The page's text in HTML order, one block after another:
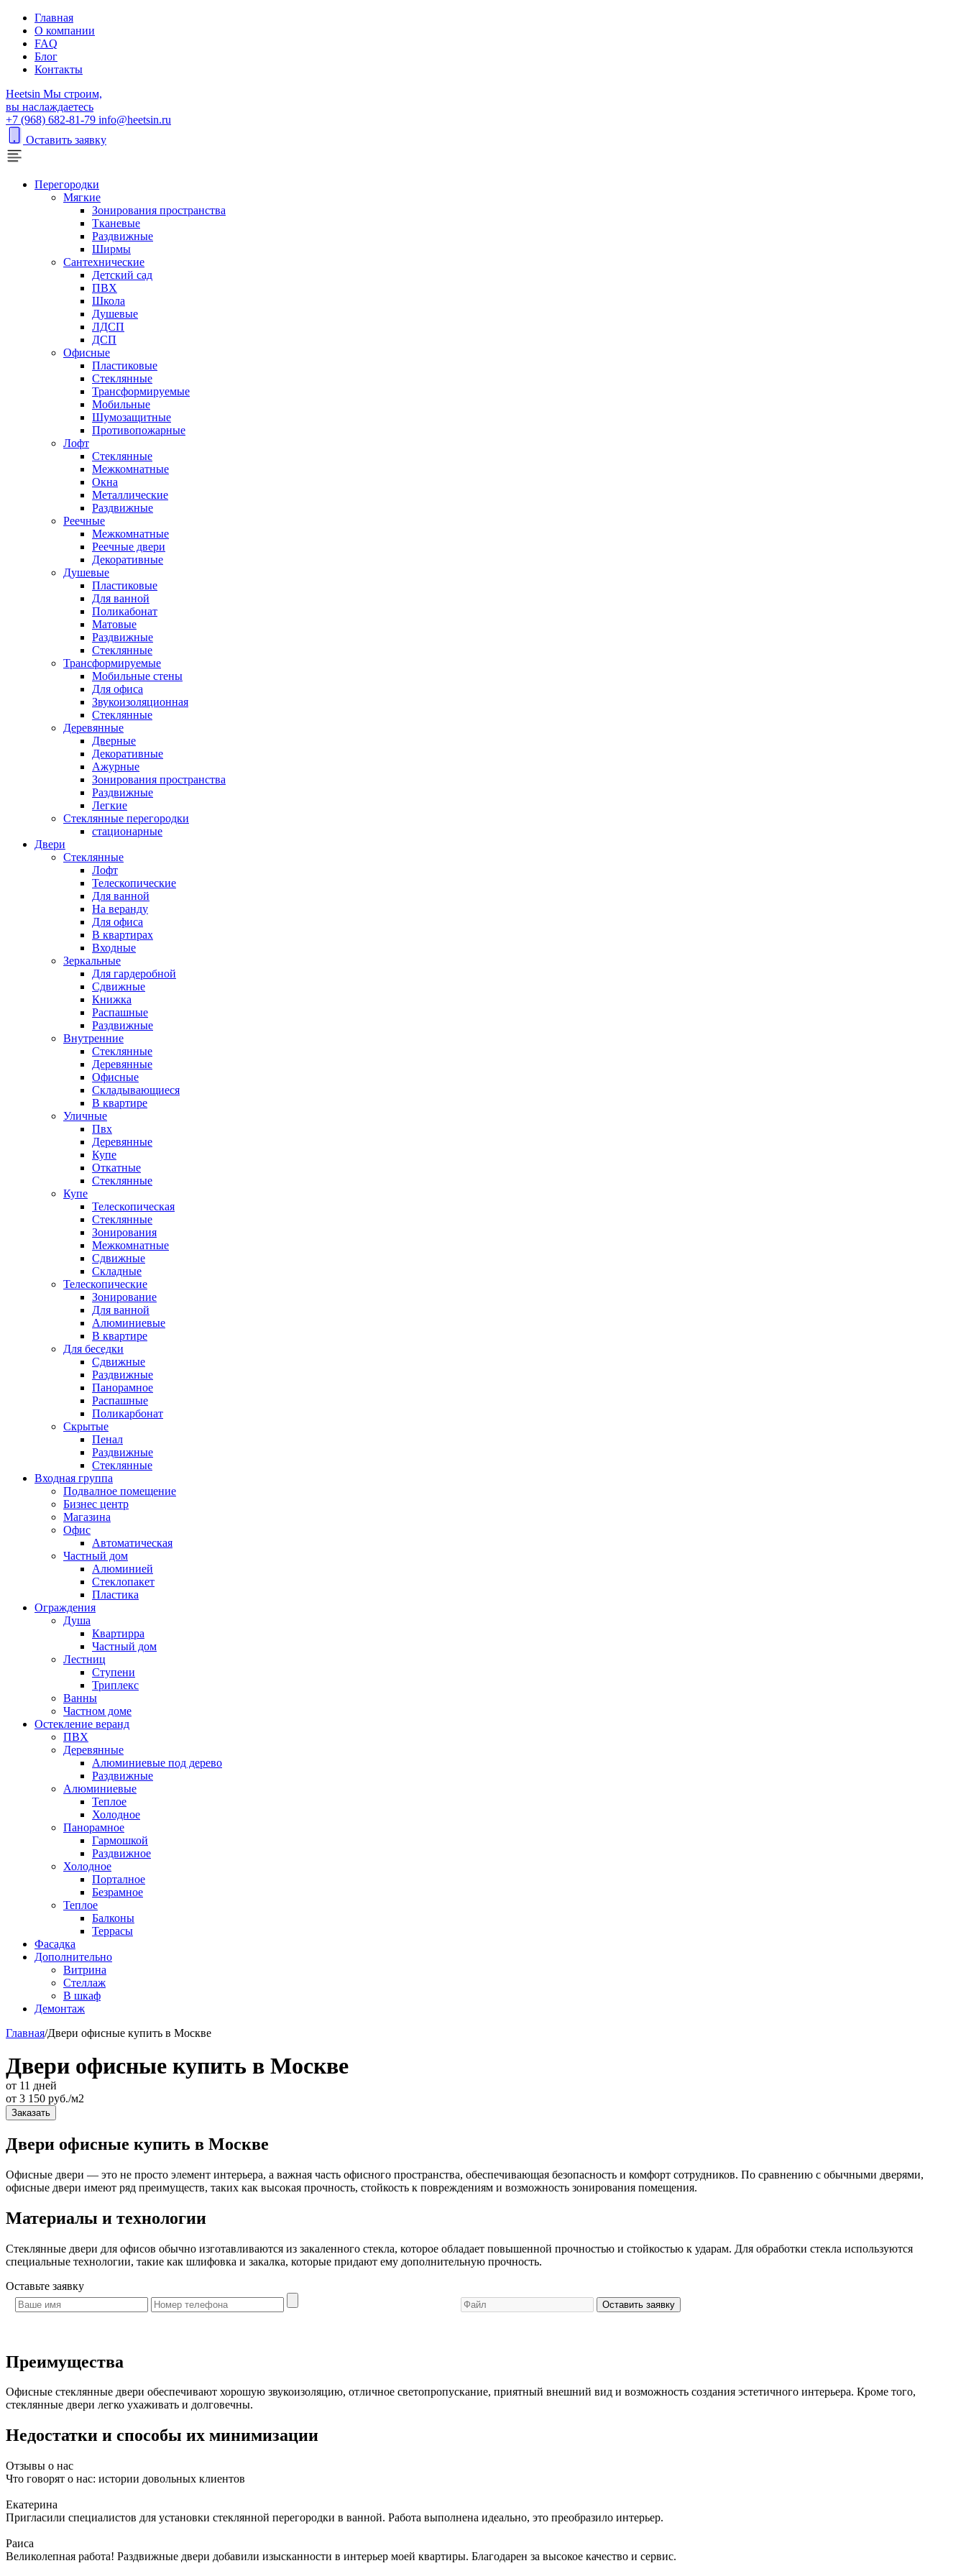
Главная
О компании
FAQ
Блог
Контакты
Heetsin Мы строим,
вы наслаждаетесь
+7 (968) 682-81-79 info@heetsin.ru
Оставить заявку
Перегородки
Мягкие
Зонирования пространства
Тканевые
Раздвижные
Ширмы
Сантехнические
Детский сад
ПВХ
Школа
Душевые
ЛДСП
ДСП
Офисные
Пластиковые
Стеклянные
Трансформируемые
Мобильные
Шумозащитные
Противопожарные
Лофт
Стеклянные
Межкомнатные
Окна
Металлические
Раздвижные
Реечные
Межкомнатные
Реечные двери
Декоративные
Душевые
Пластиковые
Для ванной
Поликабонат
Матовые
Раздвижные
Стеклянные
Трансформируемые
Мобильные стены
Для офиса
Звукоизоляционная
Стеклянные
Деревянные
Дверные
Декоративные
Ажурные
Зонирования пространства
Раздвижные
Легкие
Стеклянные перегородки
стационарные
Двери
Стеклянные
Лофт
Телескопические
Для ванной
На веранду
Для офиса
В квартирах
Входные
Зеркальные
Для гардеробной
Сдвижные
Книжка
Распашные
Раздвижные
Внутренние
Стеклянные
Деревянные
Офисные
Складывающиеся
В квартире
Уличные
Пвх
Деревянные
Купе
Откатные
Стеклянные
Купе
Телескопическая
Стеклянные
Зонирования
Межкомнатные
Сдвижные
Складные
Телескопические
Зонирование
Для ванной
Алюминиевые
В квартире
Для беседки
Сдвижные
Раздвижные
Панорамное
Распашные
Поликарбонат
Скрытые
Пенал
Раздвижные
Стеклянные
Входная группа
Подвалное помещение
Бизнес центр
Магазина
Офис
Автоматическая
Частный дом
Алюминией
Стеклопакет
Пластика
Ограждения
Душа
Квартирра
Частный дом
Лестниц
Ступени
Триплекс
Ванны
Частном доме
Остекление веранд
ПВХ
Деревянные
Алюминиевые под дерево
Раздвижные
Алюминиевые
Теплое
Холодное
Панорамное
Гармошкой
Раздвижное
Холодное
Порталное
Безрамное
Теплое
Балконы
Террасы
Фасадка
Дополнительно
Витрина
Стеллаж
В шкаф
Демонтаж
Главная/Двери офисные купить в Москве
Двери офисные купить в Москве
от 11 дней
от 3 150 руб./м2
Заказать
Двери офисные купить в Москве
Офисные двери — это не просто элемент интерьера, а важная часть офисного пространства, обеспечивающая безопасность и комфорт сотрудников. По сравнению с обычными дверями,
офисные двери имеют ряд преимуществ, таких как высокая прочность, стойкость к повреждениям и возможность зонирования помещения.
Материалы и технологии
Стеклянные двери для офисов обычно изготавливаются из закаленного стекла, которое обладает повышенной прочностью и стойкостью к ударам. Для обработки стекла используются
специальные технологии, такие как шлифовка и закалка, которые придают ему дополнительную прочность.
Оставьте заявку
Оставить заявку
Преимущества
Офисные стеклянные двери обеспечивают хорошую звукоизоляцию, отличное светопропускание, приятный внешний вид и возможность создания эстетичного интерьера. Кроме того,
стеклянные двери легко ухаживать и долговечны.
Недостатки и способы их минимизации
Отзывы о нас
Что говорят о нас: истории довольных клиентов
Екатерина
Пригласили специалистов для установки стеклянной перегородки в ванной. Работа выполнена идеально, это преобразило интерьер.
Раиса
Великолепная работа! Раздвижные двери добавили изысканности в интерьер моей квартиры. Благодарен за высокое качество и сервис.